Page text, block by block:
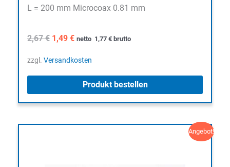
L = 200 mm Microcoax 0.81 mm
2,67€ Ursprünglicher
war:
1,49 €Aktueller
ist:
netto 1,77 € brutto
zzgl. Versandkosten
Produkt bestellen
Angebot!